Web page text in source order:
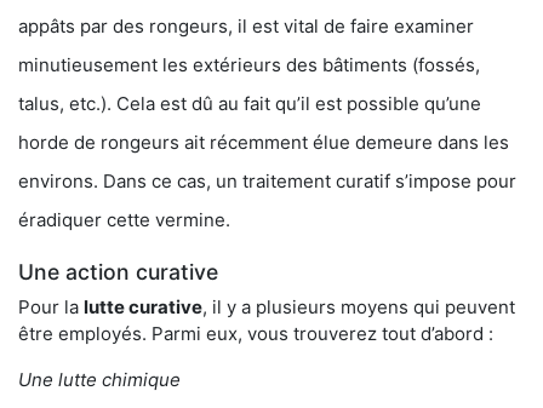
appâts par des rongeurs, il est vital de faire examiner
minutieusement les extérieurs des bâtiments (fossés,
talus, etc.). Cela est dû au fait qu’il est possible qu’une
horde de rongeurs ait récemment élue demeure dans les
environs. Dans ce cas, un traitement curatif s’impose pour
éradiquer cette vermine.
Une action curative
Pour la lutte curative, il y a plusieurs moyens qui peuvent
être employés. Parmi eux, vous trouverez tout d’abord :
Une lutte chimique